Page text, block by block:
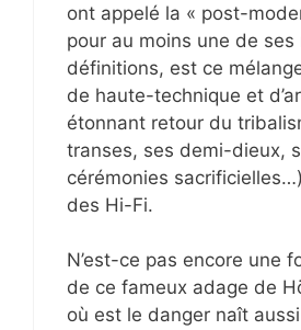
ont appelé la « post-
pour au moins une de ses
définitions, est ce
de haute-technique et
étonnant retour du
transes, ses demi-dieux,
cérémonies
des Hi-Fi.
N’est-ce pas encore une
de ce fameux adage de
où est le danger naît